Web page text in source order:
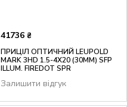
41736 ₴
ПРИЦІЛ ОПТИЧНИЙ LEUPOLD
MARK 3HD 1.5-4X20 (30MM) SFP
ILLUM. FIREDOT SPR
Залишити відгук